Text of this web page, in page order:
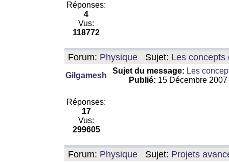
Réponses:
4
Vus:
118772
Forum: Physique Sujet: Les concepts
Gilgamesh
Sujet du message: Les
Publié: 15 Décembre
Réponses:
17
Vus:
299605
Forum: Physique Sujet: Projets